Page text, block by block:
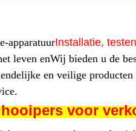
apparatuurInstallatie,
leven enWij bieden u de
en veilige
voor